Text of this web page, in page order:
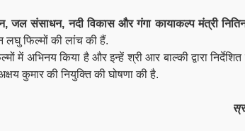
जल संसाधन, नदी विकास और गंगा कायाकल्प मंत्री
लघु फिल्मों की लांच की हैं.
में अभिनय किया है और इन्हें श्री आर बाल्की द्वारा
कुमार की नियुक्ति की घोषणा की है.